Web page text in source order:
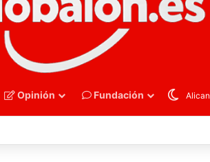
Opinión Fundación
de la eternidad: las Guerreras Juveniles